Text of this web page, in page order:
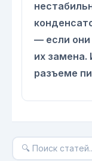
— если они
их замена.
разъеме